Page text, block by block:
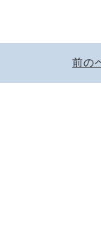
前の